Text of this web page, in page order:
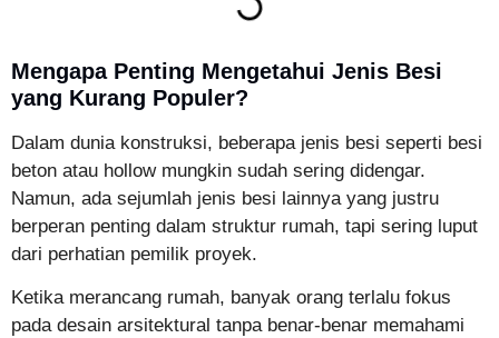
Mengapa Penting Mengetahui Jenis Besi
yang Kurang Populer?
Dalam dunia konstruksi, beberapa jenis besi seperti besi
beton atau hollow mungkin sudah sering didengar.
Namun, ada sejumlah jenis besi lainnya yang justru
berperan penting dalam struktur rumah, tapi sering luput
dari perhatian pemilik proyek.
Ketika merancang rumah, banyak orang terlalu fokus
pada desain arsitektural tanpa benar-benar memahami